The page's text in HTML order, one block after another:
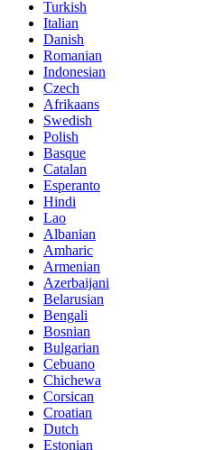
Turkish
Italian
Danish
Romanian
Indonesian
Czech
Afrikaans
Swedish
Polish
Basque
Catalan
Esperanto
Hindi
Lao
Albanian
Amharic
Armenian
Azerbaijani
Belarusian
Bengali
Bosnian
Bulgarian
Cebuano
Chichewa
Corsican
Croatian
Dutch
Estonian